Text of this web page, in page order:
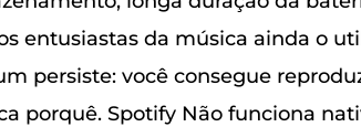
entusiastas da música ainda o
persiste: você consegue
porquê. Spotify Não funciona